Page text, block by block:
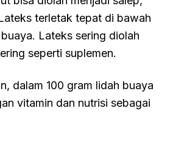
terletak tepat di bawah
Lateks sering diolah
seperti suplemen.
dalam 100 gram lidah buaya
vitamin dan nutrisi sebagai